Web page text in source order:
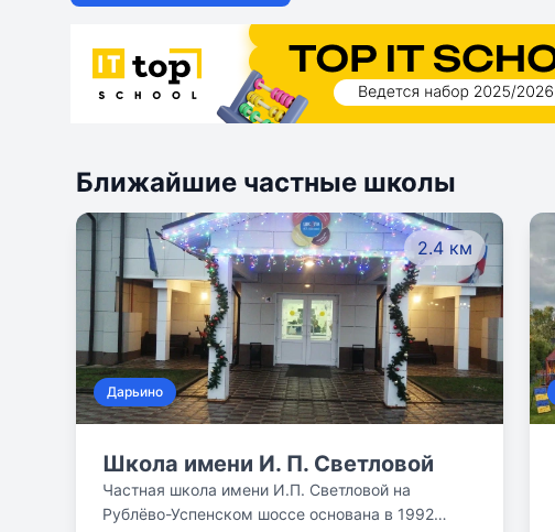
Ближайшие частные школы
2.4 км
Дарьино
Школа имени И. П. Светловой
Частная школа имени И.П. Светловой на
Рублёво-Успенском шоссе основана в 1992